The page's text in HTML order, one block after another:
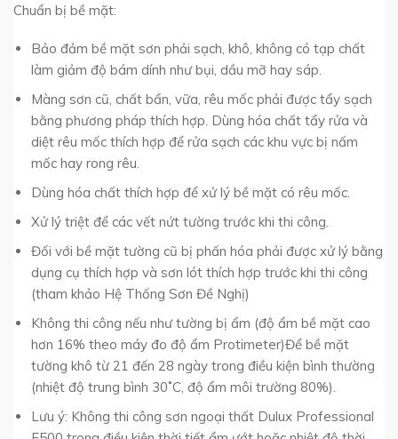
Chuẩn bị bề mặt:
Bảo đảm bề mặt sơn phải sạch, khô, không có tạp chất
làm giảm độ bám dính như bụi, dầu mỡ hay sáp.
Màng sơn cũ, chất bẩn, vữa, rêu mốc phải được tẩy sạch
bằng phương pháp thích hợp. Dùng hóa chất tẩy rửa và
diệt rêu mốc thích hợp để rửa sạch các khu vực bị nấm
mốc hay rong rêu.
Dùng hóa chất thích hợp để xử lý bề mặt có rêu mốc.
Xử lý triệt để các vết nứt tường trước khi thi công.
Đối với bề mặt tường cũ bị phấn hóa phải được xử lý bằng
dụng cụ thích hợp và sơn lót thích hợp trước khi thi công
(tham khảo Hệ Thống Sơn Đề Nghị)
Không thi công nếu như tường bị ẩm (độ ẩm bề mặt cao
hơn 16% theo máy đo độ ẩm Protimeter)Để bề mặt
tường khô từ 21 đến 28 ngày trong điều kiện bình thường
(nhiệt độ trung bình 30˚C, độ ẩm môi trường 80%).
Lưu ý: Không thi công sơn ngoại thất Dulux Professional